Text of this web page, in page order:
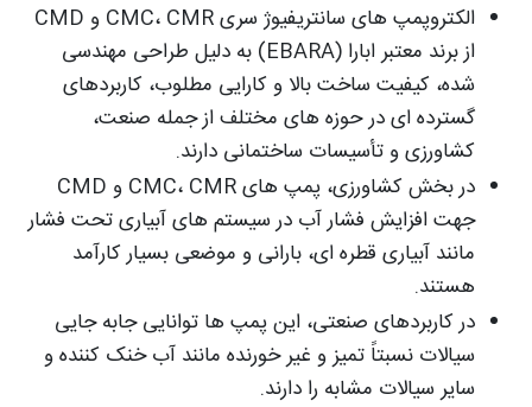
الکتروپمپ های سانتریفیوژ سری CMC، CMR و CMD
از برند معتبر ابارا (EBARA) به دلیل طراحی مهندسی
شده، کیفیت ساخت بالا و کارایی مطلوب، کاربردهای
گسترده ای در حوزه های مختلف از جمله صنعت،
کشاورزی و تأسیسات ساختمانی دارند.
در بخش کشاورزی، پمپ های CMC، CMR و CMD
جهت افزایش فشار آب در سیستم های آبیاری تحت فشار
مانند آبیاری قطره ای، بارانی و موضعی بسیار کارآمد
هستند.
در کاربردهای صنعتی، این پمپ ها توانایی جابه جایی
سیالات نسبتاً تمیز و غیر خورنده مانند آب خنک کننده و
سایر سیالات مشابه را دارند.